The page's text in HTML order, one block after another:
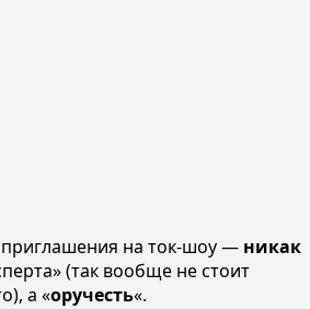
на ток-шоу — никак
(так вообще не стоит
а «оручесть«.